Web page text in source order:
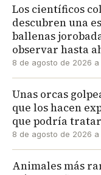
Los científicos
descubren una
ballenas
observar hasta
8 de agosto de 2026 a
Unas orcas
que los hacen
que podría
8 de agosto de 2026 a
Animales más